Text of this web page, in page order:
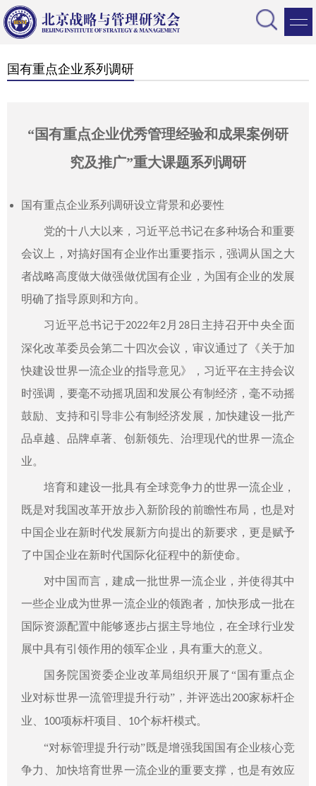
国有重点企业系列调研
“国有重点企业优秀管理经验和成果案例研
究及推广”重大课题系列调研
国有重点企业系列调研设立背景和必要性
党的十八大以来，习近平总书记在多种场合和重要
会议上，对搞好国有企业作出重要指示，强调从国之大
者战略高度做大做强做优国有企业，为国有企业的发展
明确了指导原则和方向。
习近平总书记于2022年2 月 28日主持召开中央全面
深化改革委员会第二十四次会议，审议通过了《关于加
快建设世界一流企业的指导意见》，习近平在主持会议
时强调，要毫不动摇巩固和发展公有制经济，毫不动摇
鼓励、支持和引导非公有制经济发展，加快建设一批产
品卓越、品牌卓著、创新领先、治理现代的世界一流企
业。
培育和建设一批具有全球竞争力的世界一流企业，
既是对我国改革开放步入新阶段的前瞻性布局，也是对
中国企业在新时代发展新方向提出的新要求，更是赋予
了中国企业在新时代国际化征程中的新使命。
对中国而言，建成一批世界一流企业，并使得其中
一些企业成为世界一流企业的领跑者，加快形成一批在
国际资源配置中能够逐步占据主导地位，在全球行业发
展中具有引领作用的领军企业，具有重大的意义。
国务院国资委企业改革局组织开展了“国有重点企
业对标世界一流管理提升行动”，并评选出200家标杆企
业、 100项标杆项目、 10个标杆模式。
“对标管理提升行动”既是增强我国国有企业核心竞
争力、加快培育世界一流企业的重要支撑，也是有效应